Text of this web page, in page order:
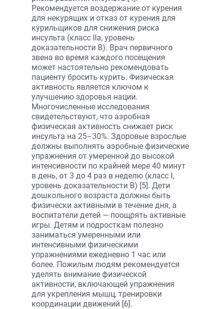
Рекомендуется воздержание от курения
для некурящих и отказ от курения для
курильщиков для снижения риска
инсульта (класс IIа, уровень
доказательности B). Врач первичного
звена во время каждого посещения
может настоятельно рекомендовать
пациенту бросить курить. Физическая
активность является ключом к
улучшению здоровья нации.
Многочисленные исследования
свидетельствуют, что аэробная
физическая активность снижает риск
инсульта на 25–30%. Здоровые взрослые
должны выполнять аэробные физические
упражнения от умеренной до высокой
интенсивности по крайней мере 40 минут
в день, от 3 до 4 раз в неделю (класс I,
уровень доказательности B) [5]. Дети
дошкольного возраста должны быть
физически активными в течение дня, а
воспитатели детей — поощрять активные
игры. Детям и подросткам полезно
заниматься умеренными или
интенсивными физическими
упражнениями ежедневно 1 час или
более. Пожилым людям рекомендуется
уделять внимание физической
активности, включающей упражнения
для укрепления мышц, тренировки
координации движений [6].